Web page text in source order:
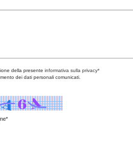
della presente informativa sulla privacy*
dei dati personali comunicati.